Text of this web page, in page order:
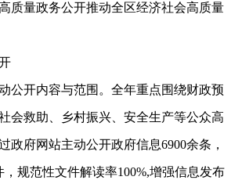
质量政务公开推动全区经济社会高质量
开内容与范围。全年重点围绕财政预
会救助、乡村振兴、安全生产等公众高
政府网站主动公开政府信息6900余条，
规范性文件解读率100%,增强信息发布